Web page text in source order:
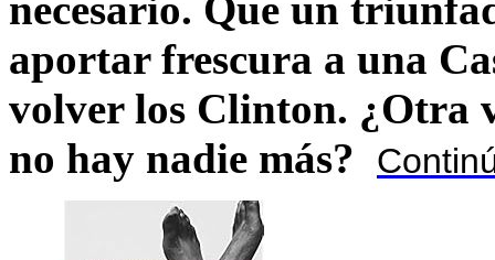
aportar frescura a una
volver los Clinton. ¿Otra
no hay nadie más?